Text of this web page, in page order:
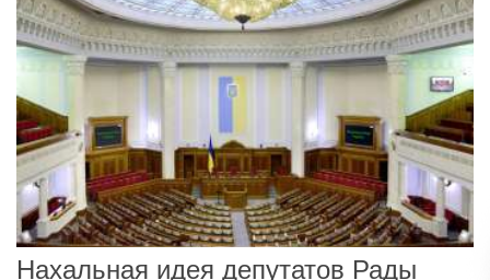
Нахальная идея депутатов Рады